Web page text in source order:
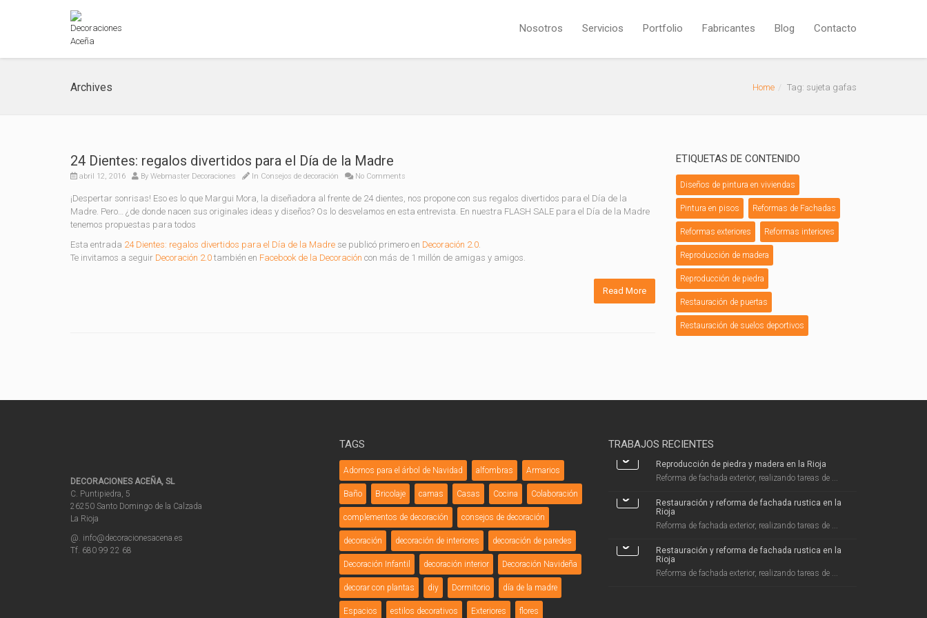
Nosotros Servicios Portfolio Fabricantes Blog Contacto
Archives Home Tag: sujeta gafas
24 Dientes: regalos divertidos para el Día de la Madre
abril 12, 2016 By Webmaster Decoraciones In Consejos de decoración No Comments
¡Despertar sonrisas! Eso es lo que Margui Mora, la diseñadora al frente de 24 dientes, nos propone con sus regalos divertidos para el Día de la
Madre. Pero… ¿de donde nacen sus originales ideas y diseños? Os lo desvelamos en esta entrevista. En nuestra FLASH SALE para el Día de la Madre
tenemos propuestas para todos
Esta entrada 24 Dientes: regalos divertidos para el Día de la Madre se publicó primero en Decoración 2.0.
Te invitamos a seguir Decoración 2.0 también en Facebook de la Decoración con más de 1 millón de amigas y amigos.
Read More
ETIQUETAS DE CONTENIDO
Diseños de pintura en viviendas
Pintura en pisos Reformas de Fachadas
Reformas exteriores Reformas interiores
Reproducción de madera
Reproducción de piedra
Restauración de puertas
Restauración de suelos deportivos
DECORACIONES ACEÑA, SL
C. Puntipiedra, 5
26250 Santo Domingo de la Calzada
La Rioja
@. info@decoracionesacena.es
Tf. 680 99 22 68
TAGS
Adornos para el árbol de Navidad alfombras Armarios
Baño Bricolaje camas Casas Cocina Colaboración
complementos de decoración consejos de decoración
decoración decoración de interiores decoración de paredes
Decoración Infantil decoración interior Decoración Navideña
decorar con plantas diy Dormitorio día de la madre
Espacios estilos decorativos Exteriores flores
TRABAJOS RECIENTES
Reproducción de piedra y madera en la Rioja
Reforma de fachada exterior, realizando tareas de ...
Restauración y reforma de fachada rustica en la
Rioja
Reforma de fachada exterior, realizando tareas de ...
Restauración y reforma de fachada rustica en la
Rioja
Reforma de fachada exterior, realizando tareas de ...